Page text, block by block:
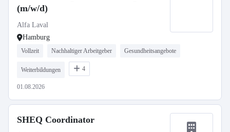
(m/w/d)
Alfa Laval
Hamburg
Vollzeit Nachhaltiger Arbeitgeber Gesundheitsangebote
Weiterbildungen 4
01.08.2026
SHEQ Coordinator